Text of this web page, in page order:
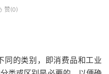
赞(0)
同的类别，即消费品和工业